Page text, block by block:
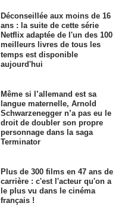
Déconseillée aux moins de 16
ans : la suite de cette série
Netflix adaptée de l'un des 100
meilleurs livres de tous les
temps est disponible
aujourd'hui
Même si l’allemand est sa
langue maternelle, Arnold
Schwarzenegger n’a pas eu le
droit de doubler son propre
personnage dans la saga
Terminator
Plus de 300 films en 47 ans de
carrière : c'est l'acteur qu'on a
le plus vu dans le cinéma
français !